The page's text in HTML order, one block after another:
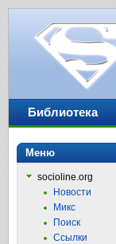
Библиотека
Меню
socioline.org
Новости
Микс
Поиск
Ссылки